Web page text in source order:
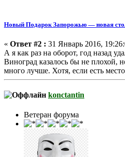
Новый Подарок Запорожью — новая
« Ответ #2 : 31 Январь 2016,
А я как раз на оборот, год назад
Виноград казалось бы не плохой,
много лучше. Хотя, если есть
konctantin
Ветеран форума